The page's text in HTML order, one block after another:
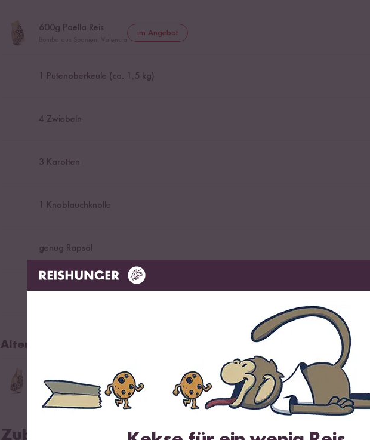
600g Paella Reis im Angebot
Putenoberkeule (ca. 1,5 kg)
4 Zwiebeln
3 Karotten
Knoblauchknolle
genug Rapsöl
optional Schmand
Alternativer Reis
g Bio Milch Reis
Bio-Arborio aus Italien, Lombardei
im Angebot
Zubereitung